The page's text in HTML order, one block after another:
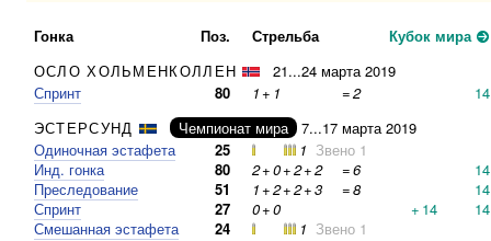
Гонка Поз. Стрельба
Кубок мира
ОСЛО ХОЛЬМЕНКОЛЛЕН
21...24 марта 2019
Спринт
80 1+ 1 =2
14
ЭСТЕРСУНД
Чемпионат мира
7...17 марта 2019
Одиночная эстафета
25 1 Звено 1
Инд. гонка
80 2+0+2+2 =6
14
Преследование
51 1+2+2+3 =8
14
Спринт
27 0+0 + 14
14
Смешанная эстафета
24 1 Звено 1